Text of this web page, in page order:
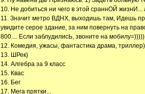
10. Не добиться ни чего в этой сраннОЙ
11. Значит метро ВДНХ, выходишь там, Идешь
увидите серое здание, за ним повернуть на
800.... Если заблудилисЬ, звоните на
12. Комедия, ужасы, фантастика драма,
13. ШРек)
14. Алгебра за 9 класс
15. Квас
16. Бег
17. Мега прятки...